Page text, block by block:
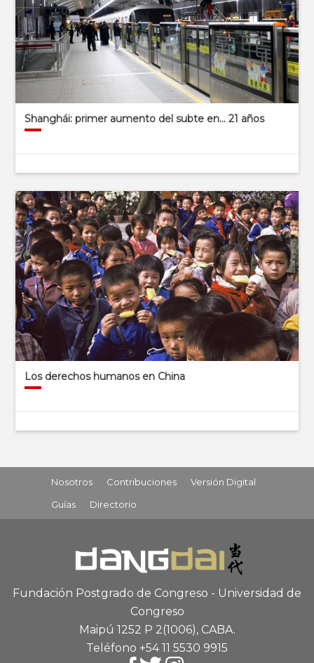
Shanghái: primer aumento del subte en… 21 años
Los derechos humanos en China
Nosotros Contribuciones
Versión Digital
Guías
Directorio
Fundación Postgrado de Congreso - Universidad de
Congreso
Maipú 1252 P 2(1006), CABA.
Teléfono +54 11 5530 9915